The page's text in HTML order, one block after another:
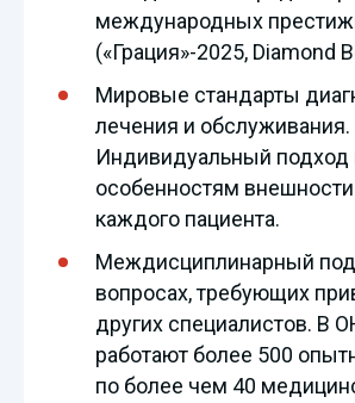
международных
(«Грация»-2025, Diamond
Мировые стандарты
лечения и обслуживания.
Индивидуальный подход
особенностям
каждого пациента.
Междисциплинарный
вопросах, требующих
других специалистов.
работают более 500
по более чем 40